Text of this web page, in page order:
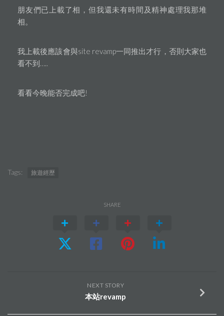
朋友們已上載了相，但我還未有時間及精神處理我那堆
相。
我上載後應該會與site revamp一同推出才行，否則大家也
看不到…..
看看今晚能否完成吧!
Tags: 旅遊經歷
SHARE
NEXT STORY
本站revamp